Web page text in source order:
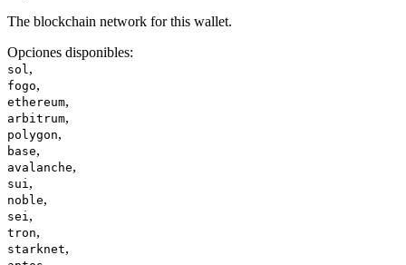
The blockchain network for this wallet.
Opciones disponibles:
sol ,
fogo,
ethereum,
arbitrum,
polygon,
base,
avalanche,
sui ,
noble,
sei ,
tron,
starknet,